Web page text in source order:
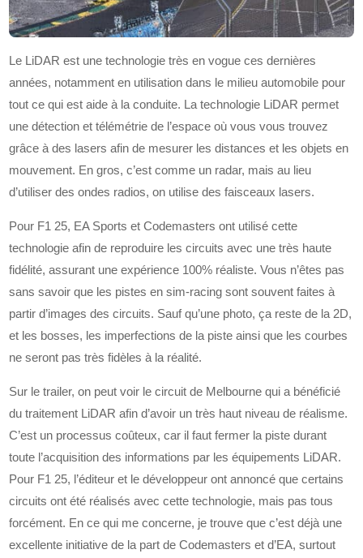
Le LiDAR est une technologie très en vogue ces dernières
années, notamment en utilisation dans le milieu automobile pour
tout ce qui est aide à la conduite. La technologie LiDAR permet
une détection et télémétrie de l’espace où vous vous trouvez
grâce à des lasers afin de mesurer les distances et les objets en
mouvement. En gros, c’est comme un radar, mais au lieu
d’utiliser des ondes radios, on utilise des faisceaux lasers.
Pour F1 25, EA Sports et Codemasters ont utilisé cette
technologie afin de reproduire les circuits avec une très haute
fidélité, assurant une expérience 100% réaliste. Vous n’êtes pas
sans savoir que les pistes en sim-racing sont souvent faites à
partir d’images des circuits. Sauf qu’une photo, ça reste de la 2D,
et les bosses, les imperfections de la piste ainsi que les courbes
ne seront pas très fidèles à la réalité.
Sur le trailer, on peut voir le circuit de Melbourne qui a bénéficié
du traitement LiDAR afin d’avoir un très haut niveau de réalisme.
C’est un processus coûteux, car il faut fermer la piste durant
toute l’acquisition des informations par les équipements LiDAR.
Pour F1 25, l’éditeur et le développeur ont annoncé que certains
circuits ont été réalisés avec cette technologie, mais pas tous
forcément. En ce qui me concerne, je trouve que c’est déjà une
excellente initiative de la part de Codemasters et d’EA, surtout